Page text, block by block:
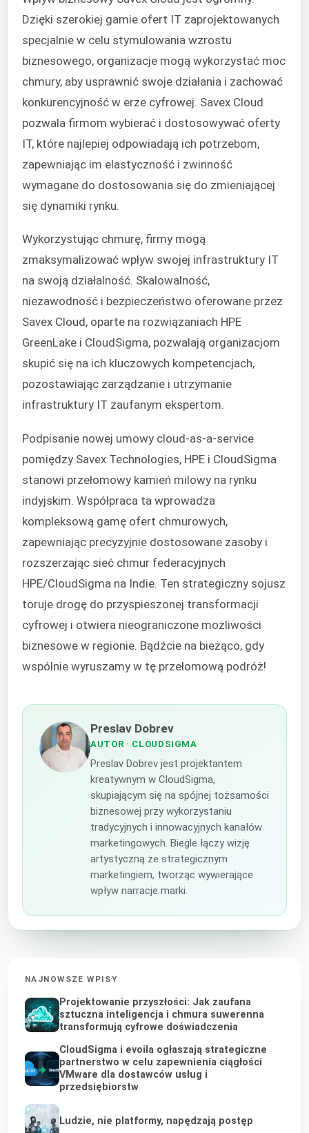
Dzięki szerokiej gamie ofert IT zaprojektowanych
specjalnie w celu stymulowania wzrostu
biznesowego, organizacje mogą wykorzystać moc
chmury, aby usprawnić swoje działania i zachować
konkurencyjność w erze cyfrowej. Savex Cloud
pozwala firmom wybierać i dostosowywać oferty
IT, które najlepiej odpowiadają ich potrzebom,
zapewniając im elastyczność i zwinność
wymagane do dostosowania się do zmieniającej
się dynamiki rynku.
Wykorzystując chmurę, firmy mogą
zmaksymalizować wpływ swojej infrastruktury IT
na swoją działalność. Skalowalność,
niezawodność i bezpieczeństwo oferowane przez
Savex Cloud, oparte na rozwiązaniach HPE
GreenLake i CloudSigma, pozwalają organizacjom
skupić się na ich kluczowych kompetencjach,
pozostawiając zarządzanie i utrzymanie
infrastruktury IT zaufanym ekspertom.
Podpisanie nowej umowy cloud-as-a-service
pomiędzy Savex Technologies, HPE i CloudSigma
stanowi przełomowy kamień milowy na rynku
indyjskim. Współpraca ta wprowadza
kompleksową gamę ofert chmurowych,
zapewniając precyzyjnie dostosowane zasoby i
rozszerzając sieć chmur federacyjnych
HPE/CloudSigma na Indie. Ten strategiczny sojusz
toruje drogę do przyspieszonej transformacji
cyfrowej i otwiera nieograniczone możliwości
biznesowe w regionie. Bądźcie na bieżąco, gdy
wspólnie wyruszamy w tę przełomową podróż!
Preslav Dobrev
AUTOR · CLOUDSIGMA
Preslav Dobrev jest projektantem
kreatywnym w CloudSigma,
skupiającym się na spójnej tożsamości
biznesowej przy wykorzystaniu
tradycyjnych i innowacyjnych kanałów
marketingowych. Biegle łączy wizję
artystyczną ze strategicznym
marketingiem, tworząc wywierające
wpływ narracje marki.
NAJNOWSZE WPISY
Projektowanie przyszłości: Jak zaufana
sztuczna inteligencja i chmura suwerenna
transformują cyfrowe doświadczenia
CloudSigma i evoila ogłaszają strategiczne
partnerstwo w celu zapewnienia ciągłości
VMware dla dostawców usług i
przedsiębiorstw
Ludzie, nie platformy, napędzają postęp